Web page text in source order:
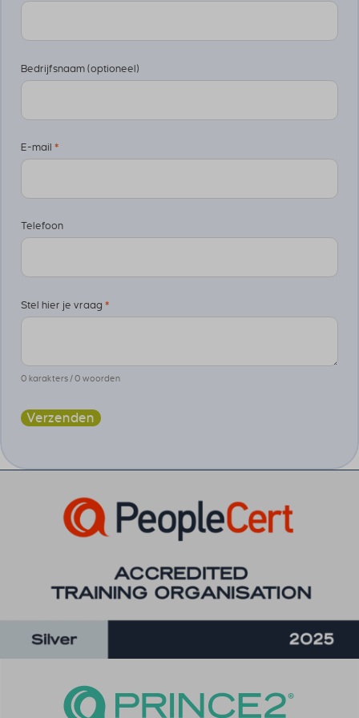
Bedrijfsnaam (optioneel)
E-mail *
Telefoon
Stel hier je vraag *
0 karakters / 0 woorden
Verzenden